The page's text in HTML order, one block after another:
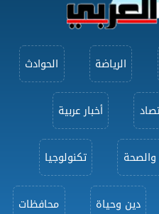
الرياضة الحوادث
أخبار عربية
والصحة تكنولوجيا
دين وحياة محافظات